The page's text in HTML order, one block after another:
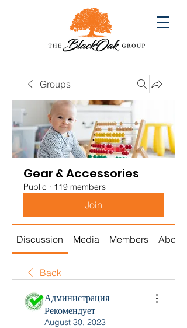
Groups
Gear & Accessories
Public · 119 members
Join
Discussion Media Members About
Back
Администрация
Рекомендует
August 30, 2023